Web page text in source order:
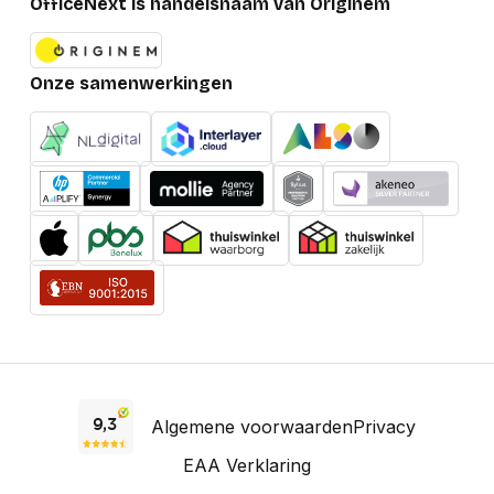
inbegrepen
Netwerk
Wifi-standaard
Wi-Fi 6E (802.11ax)
Bluetooth-versie
5.3
WLAN-controller-
model
Intel Wi-Fi 6E AX211
Wi-Fi-standaarden
Ethernet LAN
OfficeNext is handelsnaam van Originem
Onze samenwerkingen
Algemene voorwaardenPrivacy
EAA Verklaring